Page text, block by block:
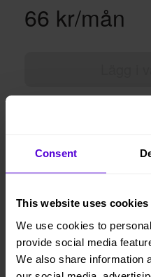
Consent
This website uses cookies
We use cookies to
provide social media
We also share information
66 kr/mån
Hyresperioden löper
Avsluta hyresperioden
Vi levererar, monterar
Helt flexibelt